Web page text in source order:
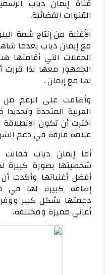
قناة إيمان دياب
القنوات الفضائية.
الأغنية من إنتاج شمة
مع إيمان دياب بعدما
الحفلات التي
الجمهور معها لذا
لها مع إيمان .
وأضافت على الرغم من
العربية المتحدة
اخترت أن تكون
علامة فارقة في دعم
شخصيتها بصورة كبيرة
أفضل أغنياتها وأكدت
إضافة كبيرة لها في
دعمتها بشكل كبير
أغاني مميزة ومختلفة.